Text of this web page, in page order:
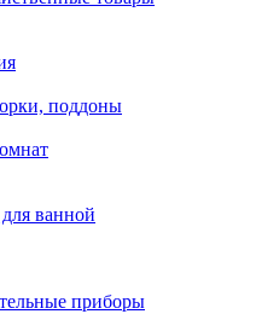
поддоны
ванной
приборы